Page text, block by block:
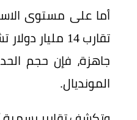
تقارب 14
جاهزة، فإن حجم
المونديال.